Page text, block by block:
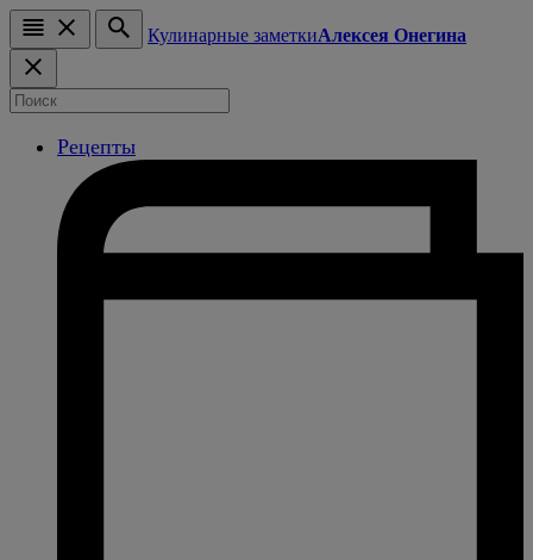
Кулинарные заметкиАлексея Онегина
Рецепты